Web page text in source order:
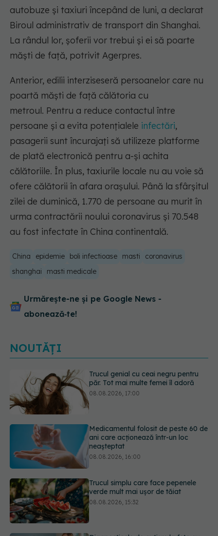
autobuze şi taxiuri începând de luni, a declarat
Biroul administrativ de transport din Shanghai.
La rândul lor, şoferii vor trebui şi ei să poarte
măşti de faţă, potrivit Agerpres.
Anterior, edilii interziseseră persoanelor care nu
poartă măşti de faţă călătoria cu
metroul. Pentru a reduce contactul între
persoane şi a evita potenţialele infectări,
pasagerii sunt încurajaţi să utilizeze platforme
de plată electronică pentru a-şi achita
călătoriile. În plus, taxiurile locale nu au voie să
ofere călătorii în afara oraşului. Până la sfârşitul
zilei de duminică, 1.770 de persoane au murit în
urma contractării noului coronavirus şi 70.548
au fost infectate în China continentală.
China epidemie boli infectioase masti
coronavirus
shanghai
masti medicale
Urmărește-ne și pe Google News -
abonează‑te!
NOUTĂȚI
Medicamentul folosit de peste 60 de
ani care acționează într-un loc
Trucul simplu care face pepenele
verde mult mai ușor de tăiat
08.08.2026, 15:32
Diagnosticele de autism la fete au
crescut după pandemia de COVID-